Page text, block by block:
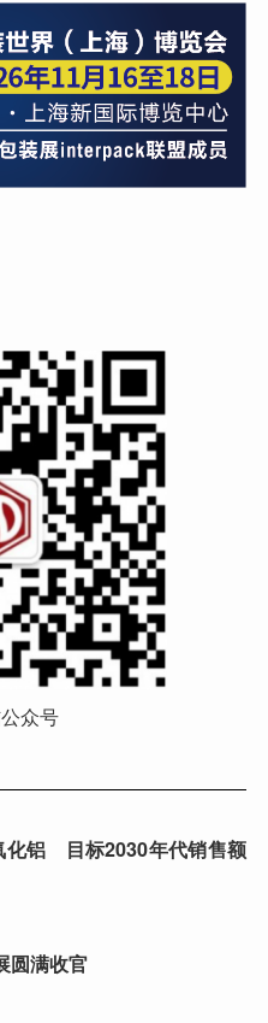
众号
铝 目标2030年代销售额
圆满收官